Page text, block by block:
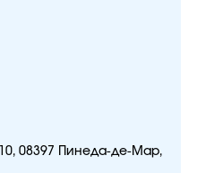
08397 Пинеда-де-Мар,